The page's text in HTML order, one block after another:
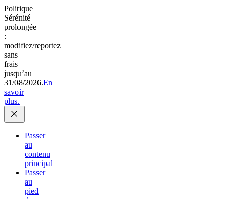
Politique
Sérénité
prolongée
:
modifiez/reportez
sans
frais
jusqu’au
31/08/2026.En
savoir
plus.
Passer
au
contenu
principal
Passer
au
pied